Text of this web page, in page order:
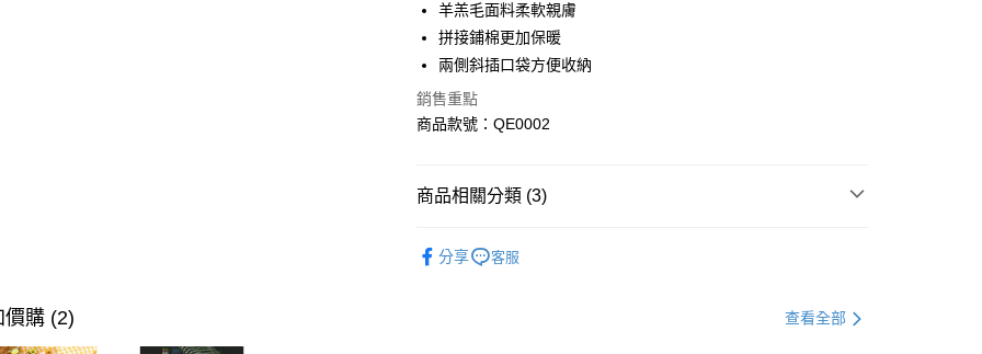
LINE Pay
街口支付
運送方式
每筆NT$60，滿NT$1,000(含以上)免運費
每筆NT$60，滿NT$1,000(含以上)免運費
羊羔毛面料柔軟親膚
拼接鋪棉更加保暖
兩側斜插口袋方便收納
銷售重點
商品款號：QE0002
商品相關分類 (3)
分享 客服
價購 (2) 查看全部